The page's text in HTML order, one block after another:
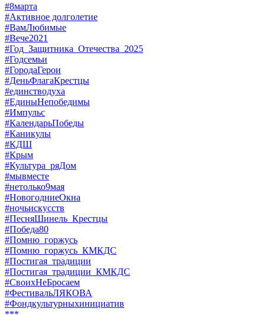
#8марта
#Активное долголетие
#ВамЛюбимые
#Вече2021
#Год_Защитника_Отечества_2025
#Годсемьи
#ГородаГерои
#ДеньФлагаКрестцы
#единстводуха
#ЕдиныНепобедимы
#Импульс
#КалендарьПобеды
#Каникулы
#КДШ
#Крым
#Культура_ряДом
#мывместе
#нетолько9мая
#НовогодниеОкна
#ночьискусств
#ПесняШинель_Крестцы
#Победа80
#Помню_горжусь
#Помню_горжусь_КМКДС
#Постигая_традиции
#Постигая_традиции_КМКДС
#СвоихНеБросаем
#ФестивальЛЯКОВА
#Фондкультурныхинициатив